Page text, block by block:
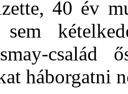
40 év
sem
háborgatni